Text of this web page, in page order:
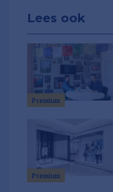
Lees ook
Premium
Premium